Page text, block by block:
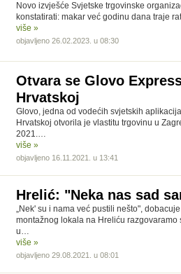
Novo izvješće Svjetske trgovinske
konstatirati: makar već godinu dana traje
više »
objavljeno 26.02.2023. u 08:30
Otvara se Glovo
Hrvatskoj
Glovo, jedna od vodećih svjetskih
Hrvatskoj otvorila je vlastitu trgovinu u
2021.…
više »
objavljeno 16.11.2021. u 13:41
Hrelić: "Neka nas sad
„Nek' su i nama već pustili nešto",
montažnog lokala na Hreliću
u…
više »
objavljeno 29.08.2021. u 08:01